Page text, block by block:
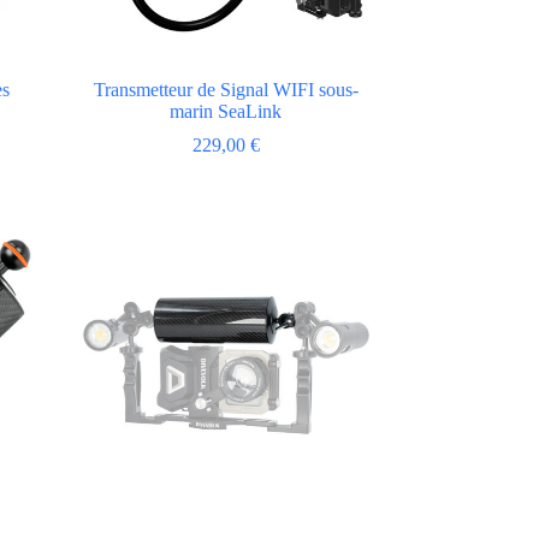
Transmetteur de Signal WIFI sous-
marin SeaLink
229,00 €